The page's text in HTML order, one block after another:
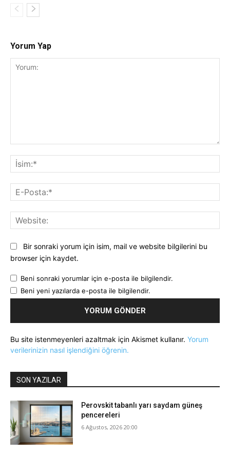
Yorum Yap
Bir sonraki yorum için isim, mail ve website bilgilerini bu
browser için kaydet.
Beni sonraki yorumlar için e-posta ile bilgilendir.
Beni yeni yazılarda e-posta ile bilgilendir.
Bu site istenmeyenleri azaltmak için Akismet kullanır. Yorum
verilerinizin nasıl işlendiğini öğrenin.
SON YAZILAR
Perovskit tabanlı yarı saydam güneş
pencereleri
6 Ağustos, 2026 20:00